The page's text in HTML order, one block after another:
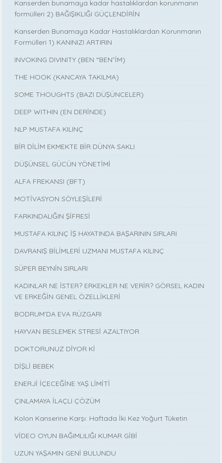
Kanserden bunamaya kadar hastalıklardan korunmanın
formülleri 2) BAĞIŞIKLIĞI GÜÇLENDİRİN
Kanserden Bunamaya Kadar Hastalıklardan Korunmanın
Formülleri 1) KANINIZI ARTIRIN
INVOKING DIVINITY (BEN “BEN”İM)
THE HOOK (KANCAYA TAKILMA)
SOME THOUGHTS (BAZI DÜŞÜNCELER)
DEEP WITHIN (EN DERİNDE)
NLP MUSTAFA KILINÇ
BİR DİLİM EKMEKTE BİR DÜNYA SAKLI
DÜŞÜNSEL GÜCÜN YÖNETİMİ
ALFA FREKANSI (BFT)
MOTİVASYON SÖYLEŞİLERİ
FARKINDALIĞIN ŞİFRESİ
MUSTAFA KILINÇ İŞ HAYATINDA BAŞARININ SIRLARI
DAVRANIŞ BİLİMLERİ UZMANI MUSTAFA KILINÇ
SÜPER BEYNİN SIRLARI
KADINLAR NE İSTER? ERKEKLER NE VERİR? GÖRSEL KADIN
VE ERKEĞİN GENEL ÖZELLİKLERİ
BODRUM’DA EVA RÜZGARI
HAYVAN BESLEMEK STRESİ AZALTIYOR
DOKTORUNUZ DİYOR Kİ
DİŞLİ BEBEK
ENERJİ İÇECEĞİNE YAŞ LİMİTİ
ÇINLAMAYA İLAÇLI ÇÖZÜM
Kolon Kanserine Karşı: Haftada İki Kez Yoğurt Tüketin
VİDEO OYUN BAĞIMLILIĞI KUMAR GİBİ
UZUN YAŞAMIN GENİ BULUNDU